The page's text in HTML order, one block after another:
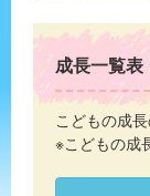
成長一覧表
こどもの成長
※こどもの成